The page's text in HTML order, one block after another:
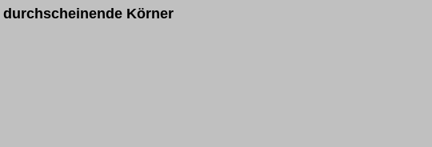
durchscheinende Körner